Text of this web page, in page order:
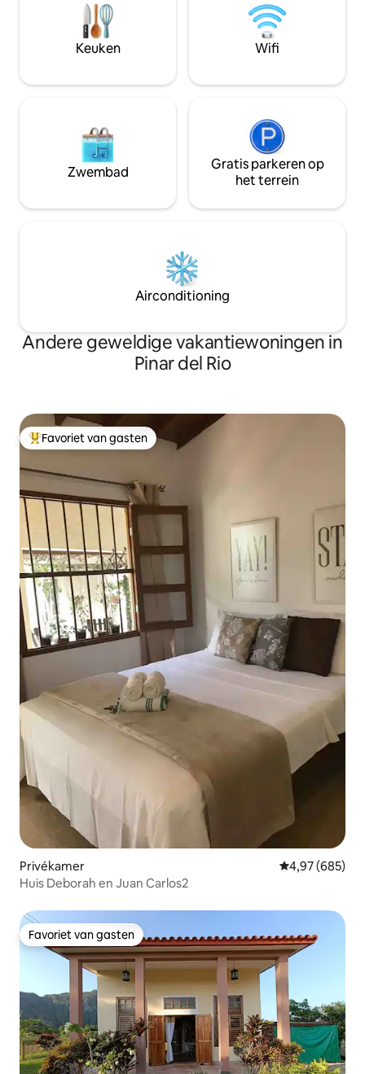
om elke dag nieuwe mensen te
ontmoeten.
onvergetelijke
zelfgemaakte
worden bereid.
zonnepanelen:
Keuken Wifi
Zwembad
Gratis parkeren op
het terrein
Airconditioning
Andere geweldige vakantiewoningen in
Pinar del Rio
Topfavoriet van gasten
Favoriet van gasten
Privékamer Gemiddelde
4,97 (685)
Huis Deborah en Juan Carlos2
Favoriet van gasten
Favoriet van gasten